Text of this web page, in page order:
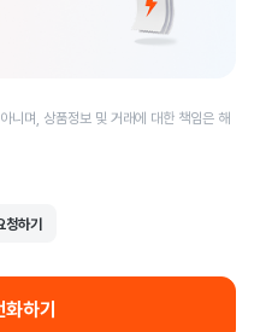
니며, 상품정보 및 거래에 대한 책임은 해
청하기
하기